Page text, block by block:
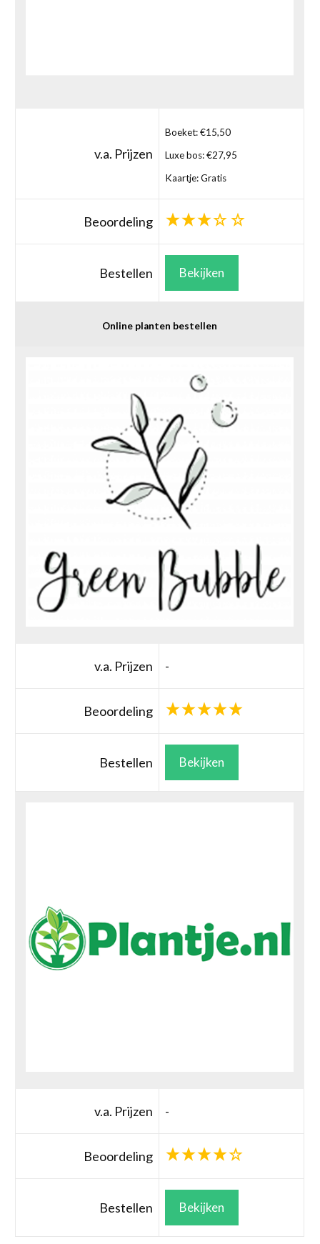
v.a. Prijzen
Boeket: €15,50
Luxe bos: €27,95
Kaartje: Gratis
Beoordeling
Bestellen Bekijken
Online planten bestellen
v.a. Prijzen -
Beoordeling
Bestellen Bekijken
v.a. Prijzen -
Beoordeling
Bestellen Bekijken